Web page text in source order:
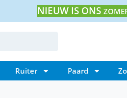
NIEUW IS ONS
Ruiter Paard